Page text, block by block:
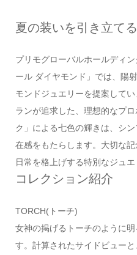
夏の装いを引き立て
プリモグローバルホールディ
ール ダイヤモンド」では、陽
モンドジュエリーを提案して
ランが追求した、理想的なプ
ク」による七色の輝きは、シ
在感をもたらします。大切な記
日常を格上げする特別なジュエ
コレクション紹介
TORCH(トーチ)
女神の掲げるトーチのように
す。計算されたサイドビュー